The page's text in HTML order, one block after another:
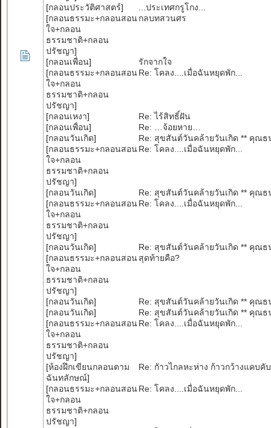
[กลอนประวัติศาสตร์]
...ประเทศกรูโกง...
[กลอนธรรมะ+กลอนสอน
ใจ+กลอน
ธรรมชาติ+กลอน
ปรัชญา]
กลบทสวนศร
[กลอนเพื่อน]
รักจากใจ
[กลอนธรรมะ+กลอนสอน
ใจ+กลอน
ธรรมชาติ+กลอน
ปรัชญา]
Re: โคลง....เมื่อฉันหยุดพัก...
[กลอนเหงา]
Re: ไร้สิทธิ์ฝัน
[กลอนเพื่อน]
Re: …จ้อยหาย…
[กลอนวันเกิด]
Re: สุขสันต์วันคล้ายวันเกิด ** คุณธ
[กลอนธรรมะ+กลอนสอน
ใจ+กลอน
ธรรมชาติ+กลอน
ปรัชญา]
Re: โคลง....เมื่อฉันหยุดพัก...
[กลอนวันเกิด]
Re: สุขสันต์วันคล้ายวันเกิด ** คุณธ
[กลอนธรรมะ+กลอนสอน
ใจ+กลอน
ธรรมชาติ+กลอน
ปรัชญา]
Re: โคลง....เมื่อฉันหยุดพัก...
[กลอนวันเกิด]
Re: สุขสันต์วันคล้ายวันเกิด ** คุณธ
[กลอนธรรมะ+กลอนสอน
ใจ+กลอน
ธรรมชาติ+กลอน
ปรัชญา]
สุดท้ายคือ?
[กลอนวันเกิด]
Re: สุขสันต์วันคล้ายวันเกิด ** คุณธ
[กลอนวันเกิด]
Re: สุขสันต์วันคล้ายวันเกิด ** คุณธ
[กลอนธรรมะ+กลอนสอน
ใจ+กลอน
ธรรมชาติ+กลอน
ปรัชญา]
Re: โคลง....เมื่อฉันหยุดพัก...
[ห้องฝึกเขียนกลอนตาม
ฉันทลักษณ์]
Re: กัาวไกลหะห่าง ก้าวกว้างแคบคั
[กลอนธรรมะ+กลอนสอน
ใจ+กลอน
ธรรมชาติ+กลอน
ปรัชญา]
Re: โคลง....เมื่อฉันหยุดพัก...